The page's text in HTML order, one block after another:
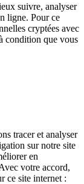
suivre, analyser
ligne. Pour ce
cryptées avec
condition que vous
tracer et analyser
sur notre site
en
votre accord,
ce site internet :